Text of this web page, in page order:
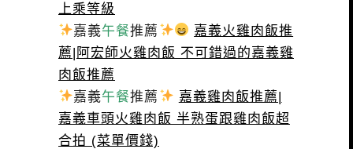
上乘等級
嘉義午餐推薦
嘉義火雞肉飯推
薦|阿宏師火雞肉飯 不可錯過的嘉義雞
肉飯推薦
嘉義午餐推薦
嘉義雞肉飯推薦|
嘉義車頭火雞肉飯 半熟蛋跟雞肉飯超
合拍 (菜單價錢)